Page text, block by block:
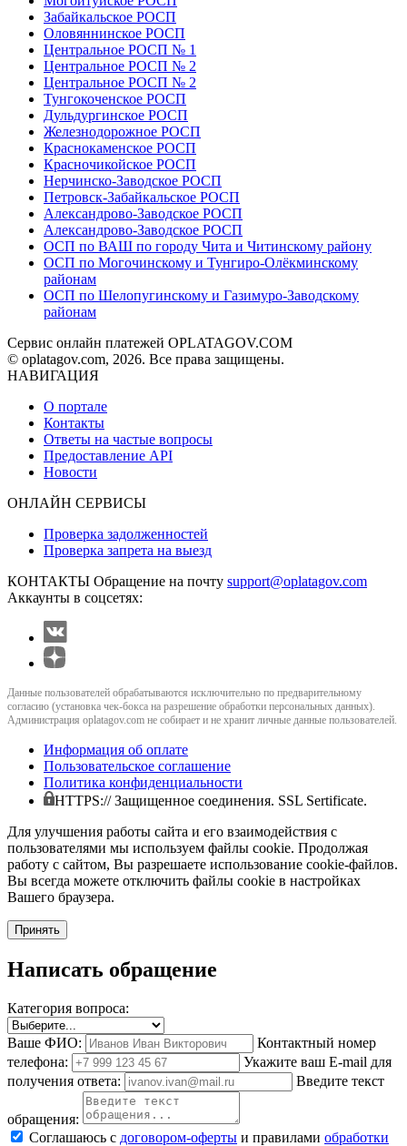
Забайкальское РОСП
Оловяннинское РОСП
Центральное РОСП № 1
Центральное РОСП № 2
Центральное РОСП № 2
Тунгокоченское РОСП
Дульдургинское РОСП
Железнодорожное РОСП
Краснокаменское РОСП
Красночикойское РОСП
Нерчинско-Заводское РОСП
Петровск-Забайкальское РОСП
Александрово-Заводское РОСП
Александрово-Заводское РОСП
ОСП по ВАШ по городу Чита и Читинскому району
ОСП по Могочинскому и Тунгиро-Олёкминскому
районам
ОСП по Шелопугинскому и Газимуро-Заводскому
районам
Сервис онлайн платежей OPLATAGOV.COM
© oplatagov.com, 2026. Все права защищены.
НАВИГАЦИЯ
О портале
Контакты
Ответы на частые вопросы
Предоставление API
Новости
ОНЛАЙН СЕРВИСЫ
Проверка задолженностей
Проверка запрета на выезд
КОНТАКТЫ Обращение на почту support@oplatagov.com
Аккаунты в соцсетях:
Данные пользователей обрабатываются исключительно по предварительному
согласию (установка чек-бокса на разрешение обработки персональных данных).
Администрация oplatagov.com не собирает и не хранит личные данные пользователей.
Информация об оплате
Пользовательское соглашение
Политика конфиденциальности
HTTPS:// Защищенное соединения. SSL Sertificate.
Для улучшения работы сайта и его взаимодействия с
пользователями мы используем файлы cookie. Продолжая
работу с сайтом, Вы разрешаете использование cookie-файлов.
Вы всегда можете отключить файлы cookie в настройках
Вашего браузера.
Принять
Написать обращение
Категория вопроса:
Ваше ФИО:
Контактный номер
телефона:
Укажите ваш E-mail для
получения ответа:
Введите текст
обращения:
Соглашаюсь с договором-оферты и правилами обработки